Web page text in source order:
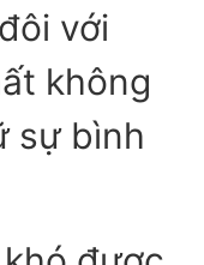
với
không
sự bình